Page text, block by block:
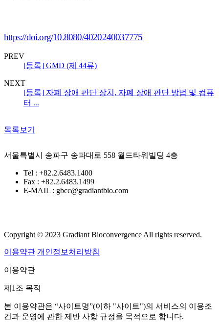
https://doi.org/10.8080/4020240037775
PREV
[등록] GMD (제 44류)
NEXT
[등록] 자폐 장애 판단 장치, 자폐 장애 판단 방법 및 컴퓨
터 ...
목록보기
서울특별시 송파구 송파대로 558 월드타워빌딩 4층
Tel : +82.2.6483.1400
Fax : +82.2.6483.1499
E-MAIL : gbcc@gradiantbio.com
Copyright © 2023 Gradiant Bioconvergence All rights reserved.
이용약관 개인정보처리방침
이용약관
제1조 목적
본 이용약관은 “사이트명”(이하 "사이트")의 서비스의 이용조
건과 운영에 관한 제반 사항 규정을 목적으로 합니다.